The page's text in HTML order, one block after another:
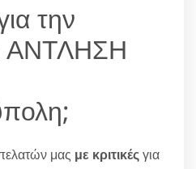
την
ΑΝΤΛΗΣΗ
μας με κριτικέςγια